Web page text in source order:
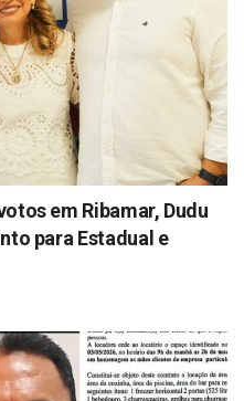
em Ribamar, Dudu
para Estadual e